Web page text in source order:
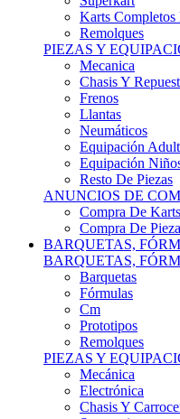
Remolques
PIEZAS Y
Mecanica
Chasis Y
Frenos
Llantas
Neumáticos
Equipación
Equipación Niños
Resto De Piezas
ANUNCIOS DE
Compra De Karts
Compra De
BARQUETAS,
BARQUETAS,
Barquetas
Fórmulas
Cm
Prototipos
Remolques
PIEZAS Y
Mecánica
Electrónica
Chasis Y
Suspensiones